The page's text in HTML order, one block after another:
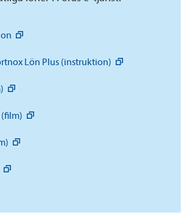
Lön Plus (instruktion)
(film)